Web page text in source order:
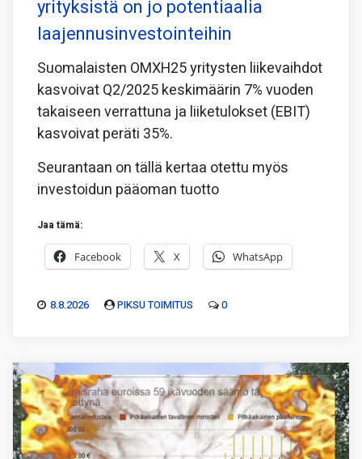
yrityksistä on jo potentiaalia
laajennusinvestointeihin
Suomalaisten OMXH25 yritysten liikevaihdot
kasvoivat Q2/2025 keskimäärin 7% vuoden
takaiseen verrattuna ja liiketulokset (EBIT)
kasvoivat peräti 35%.
Seurantaan on tällä kertaa otettu myös
investoidun pääoman tuotto
Jaa tämä:
Facebook X WhatsApp
8.8.2026 PIKSU TOIMITUS 0